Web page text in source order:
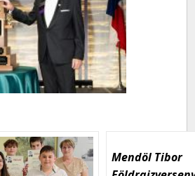
Mendöl Tibor